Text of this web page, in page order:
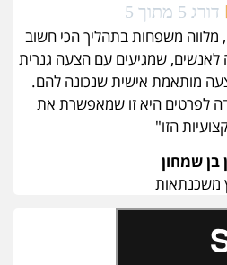
דורג 5 מתוך 5
מלווה משפחות בתהליך הכי חשוב
שמגיעים עם הצעה גנרית
מותאמת אישית שנכונה להם.
לפרטים היא זו שמאפשרת את
הזו"
בן שמחון
משכנתאות